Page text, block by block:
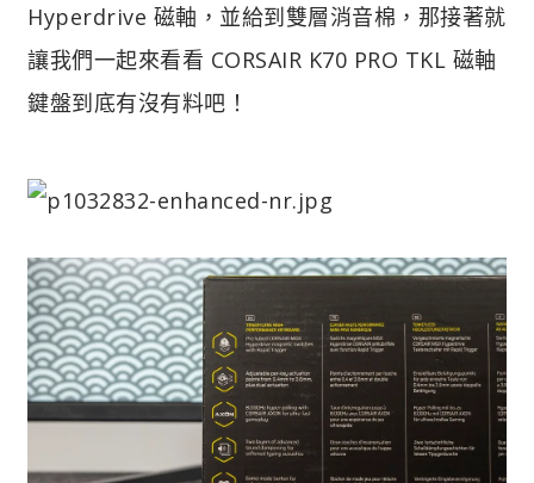
Hyperdrive 磁軸，並給到雙層消音棉，那接著就
讓我們一起來看看 CORSAIR K70 PRO TKL 磁軸
鍵盤到底有沒有料吧！